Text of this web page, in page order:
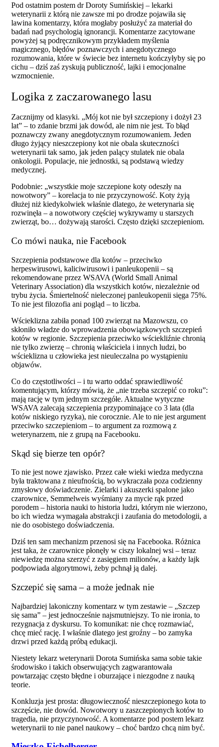
Pod ostatnim postem dr Doroty Sumińskiej – lekarki
weterynarii z którą nie zawsze mi po drodze pojawiła się
lawina komentarzy, która mogłaby posłużyć za materiał do
badań nad psychologią ignorancji. Komentarze zacytowane
powyżej są podręcznikowym przykładem myślenia
magicznego, błędów poznawczych i anegdotycznego
rozumowania, które w świecie bez internetu kończyłyby się po
cichu – dziś zaś zyskują publiczność, lajki i emocjonalne
wzmocnienie.
Logika z zaczarowanego lasu
Zacznijmy od klasyki. „Mój kot nie był szczepiony i dożył 23
lat” – to zdanie brzmi jak dowód, ale nim nie jest. To błąd
poznawczy zwany anegdotycznym rozumowaniem. Jeden
długo żyjący nieszczepiony kot nie obala skuteczności
weterynarii tak samo, jak jeden palący stulatek nie obala
onkologii. Populacje, nie jednostki, są podstawą wiedzy
medycznej.
Podobnie: „wszystkie moje szczepione koty odeszły na
nowotwory” – korelacja to nie przyczynowość. Koty żyją
dłużej niż kiedykolwiek właśnie dlatego, że weterynaria się
rozwinęła – a nowotwory częściej wykrywamy u starszych
zwierząt, bo… dożywają starości. Często dzięki szczepieniom.
Co mówi nauka, nie Facebook
Szczepienia podstawowe dla kotów – przeciwko
herpeswirusowi, kaliciwirusowi i panleukopenii – są
rekomendowane przez WSAVA (World Small Animal
Veterinary Association) dla wszystkich kotów, niezależnie od
trybu życia. Śmiertelność nieleczonej panleukopenii sięga 75%.
To nie jest filozofia ani pogląd – to liczba.
Wścieklizna zabiła ponad 100 zwierząt na Mazowszu, co
skłoniło władze do wprowadzenia obowiązkowych szczepień
kotów w regionie. Szczepienia przeciwko wściekliźnie chronią
nie tylko zwierzę – chronią właściciela i innych ludzi, bo
wścieklizna u człowieka jest nieuleczalna po wystąpieniu
objawów.
Co do częstotliwości – i tu warto oddać sprawiedliwość
komentującym, którzy mówią, że „nie trzeba szczepić co roku”:
mają rację w tym jednym szczegółe. Aktualne wytyczne
WSAVA zalecają szczepienia przypominające co 3 lata (dla
kotów niskiego ryzyka), nie corocznie. Ale to nie jest argument
przeciwko szczepieniom – to argument za rozmową z
weterynarzem, nie z grupą na Facebooku.
Skąd się bierze ten opór?
To nie jest nowe zjawisko. Przez całe wieki wiedza medyczna
była traktowana z nieufnością, bo wykraczała poza codzienny
zmysłowy doświadczenie. Zielarki i akuszerki spalone jako
czarownice, Semmelweis wyśmiany za mycie rąk przed
porodem – historia nauki to historia ludzi, którym nie wierzono,
bo ich wiedza wymagała abstrakcji i zaufania do metodologii, a
nie do osobistego doświadczenia.
Dziś ten sam mechanizm przenosi się na Facebooka. Różnica
jest taka, że czarownice płonęły w ciszy lokalnej wsi – teraz
niewiedzę można szerzyć z zasięgiem milionów, a każdy lajk
podpowiada algorytmowi, żeby pchnął ją dalej.
Szczepić się sama – a może jednak nie
Najbardziej lakoniczny komentarz w tym zestawie – „Szczep
się sama” – jest jednocześnie najsmutniejszy. To nie ironia, to
rezygnacja z dyskursu. To komunikat: nie chcę rozmawiać,
chcę mieć rację. I właśnie dlatego jest groźny – bo zamyka
drzwi przed każdą próbą edukacji.
Niestety lekarz weterynarii Dorota Sumińska sama sobie takie
środowisko i takich obserwujących zagwarantowała
powtarzając często błędne i oburzające i niezgodne z nauką
teorie.
Konkluzja jest prosta: długowieczność nieszczepionego kota to
szczęście, nie dowód. Nowotwory u zaszczepionych kotów to
tragedia, nie przyczynowość. A komentarze pod postem lekarz
weterynarii to nie panel naukowy – choć bardzo chcą nim być.